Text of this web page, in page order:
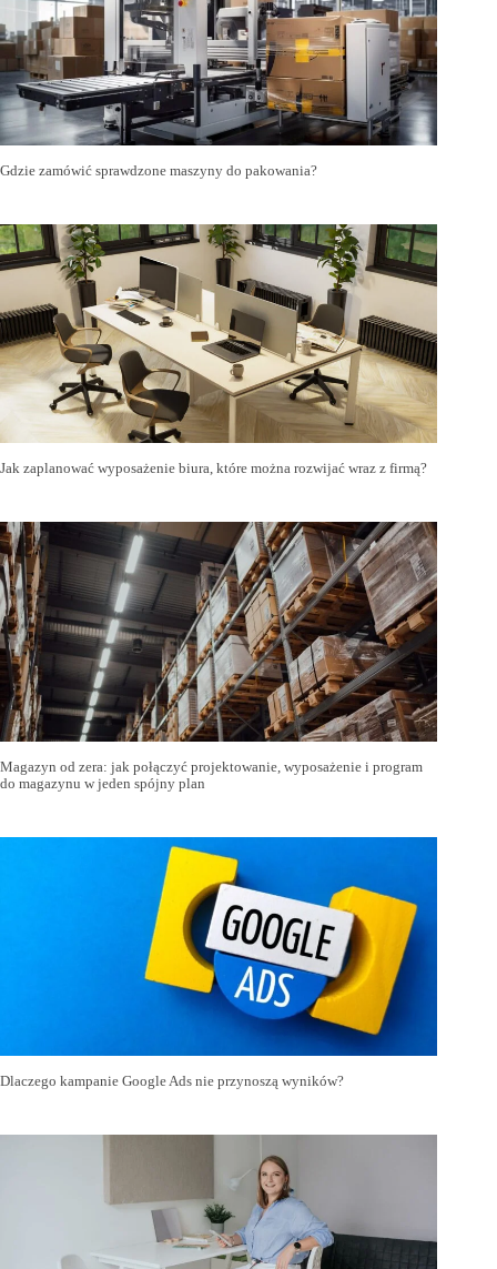
Gdzie zamówić sprawdzone maszyny do pakowania?
Jak zaplanować wyposażenie biura, które można rozwijać wraz z firmą?
Magazyn od zera: jak połączyć projektowanie, wyposażenie i program
do magazynu w jeden spójny plan
Dlaczego kampanie Google Ads nie przynoszą wyników?